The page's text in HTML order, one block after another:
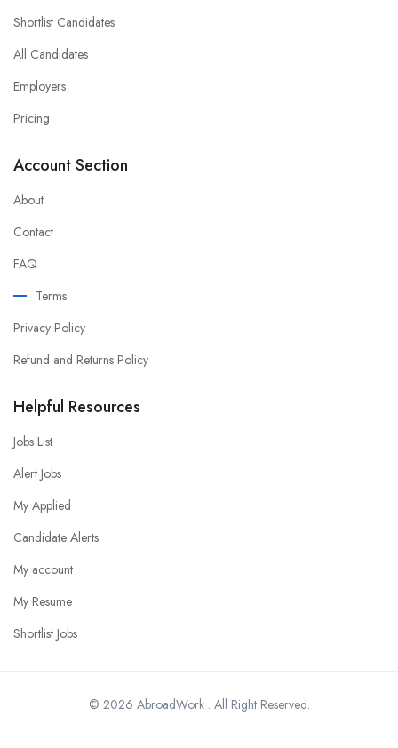
Shortlist Candidates
All Candidates
Employers
Pricing
Account Section
About
Contact
FAQ
Terms
Privacy Policy
Refund and Returns Policy
Helpful Resources
Jobs List
Alert Jobs
My Applied
Candidate Alerts
My account
My Resume
Shortlist Jobs
© 2026 AbroadWork . All Right Reserved.